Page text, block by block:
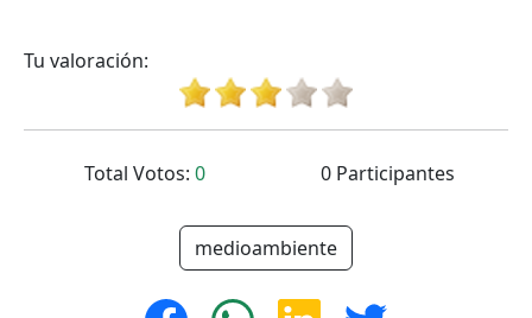
Tu valoración:
Total Votos: 0 0 Participantes
medioambiente